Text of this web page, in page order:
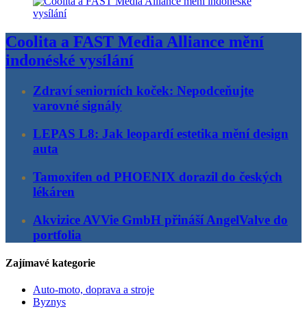
Coolita a FAST Media Alliance mění
indonéské vysílání
Zdraví seniorních koček: Nepodceňujte
varovné signály
LEPAS L8: Jak leopardí estetika mění design
auta
Tamoxifen od PHOENIX dorazil do českých
lékáren
Akvizice AVVie GmbH přináší AngelValve do
portfolia
Zajímavé kategorie
Auto-moto, doprava a stroje
Byznys